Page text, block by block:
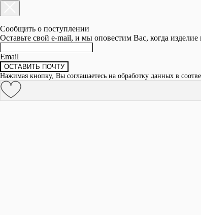
Сообщить о поступлении
Оставьте свой e-mail, и мы оповестим Вас, когда
Email
ОСТАВИТЬ ПОЧТУ
Нажимая кнопку, Вы соглашаетесь на обработку данных в